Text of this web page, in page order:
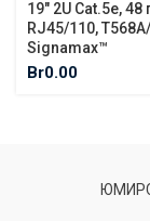
19″ 2U Cat.5e, 48
RJ45/110,
Signamax™
Br0.00